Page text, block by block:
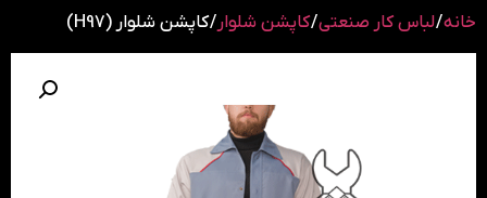
خانه/لباس کار صنعتی/کاپشن شلوار / کاپشن شلوار (H97)